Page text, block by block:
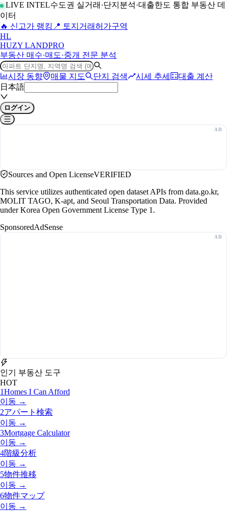
LIVE INTEL수도권 실거래·단지분석·대출한도 통합 부동산 데
이터
🔥 신고가 랭킹 📍 토지거래허가구역
HL
HUZY LANDPRO
부동산 매수·매도·중개 전문 분석
시장 동향 매물 지도 단지 검색 시세 추세
대출 계산
日本語
ログイン
Sources and Open LicenseVERIFIED
This service utilizes authenticated open dataset APIs from data.go.kr,
MOLIT TAGO, K-apt, and Seoul Transportation Data. Provided
under Korea Open Government License Type 1.
SponsoredAdSense
인기 부동산 도구
HOT
1Homes I Can Afford
이동 →
2アパート検索
이동 →
3Mortgage Calculator
이동 →
4階級分析
이동 →
5物件推移
이동 →
6物件マップ
이동 →